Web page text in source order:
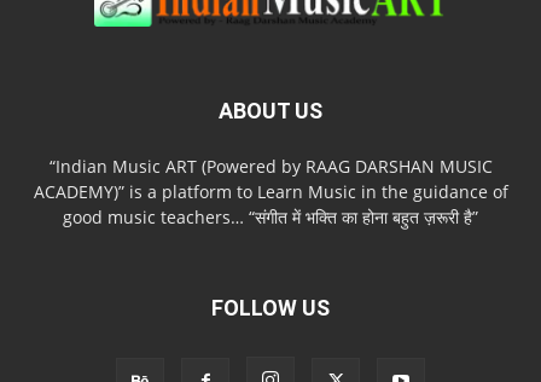
ABOUT US
“Indian Music ART (Powered by RAAG DARSHAN MUSIC
ACADEMY)” is a platform to Learn Music in the guidance of
good music teachers… “संगीत में भक्ति का होना बहुत ज़रूरी है”
FOLLOW US